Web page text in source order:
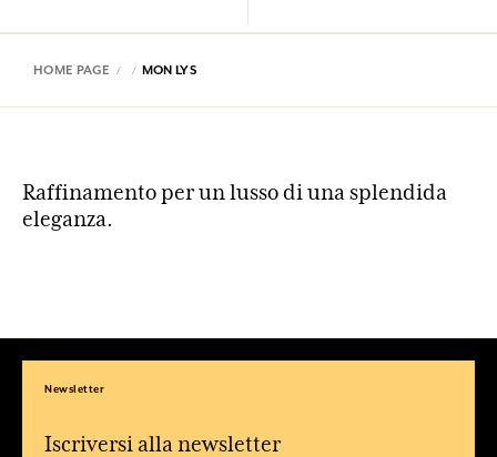
HOME PAGE MON LYS
Raffinamento per un lusso di una splendida
eleganza.
Newsletter
Iscriversi alla newsletter